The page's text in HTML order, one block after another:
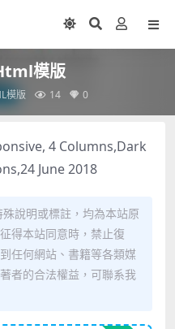
模版
模版 14 0
4 Columns,Dark
June 2018
說明或標註，均為本站原
得本站同意時，禁止復
任何網站、書籍等各類媒
者的合法權益，可聯系我